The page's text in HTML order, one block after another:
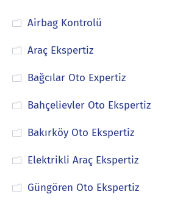
Airbag Kontrolü
Araç Ekspertiz
Bağcılar Oto Expertiz
Bahçelievler Oto Ekspertiz
Bakırköy Oto Ekspertiz
Elektrikli Araç Ekspertiz
Güngören Oto Ekspertiz